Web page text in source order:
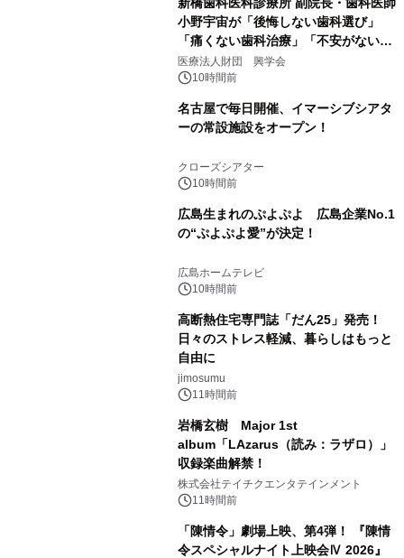
小野宇宙が「後悔しない歯科選び」
「痛くない歯科治療」「不安がない治
療計画」をテーマに専門監修
医療法人財団 興学会
10時間前
名古屋で毎日開催、イマーシブシアタ
ーの常設施設をオープン！
クローズシアター
10時間前
広島生まれのぷよぷよ 広島企業No.1
の“ぷよぷよ愛”が決定！
広島ホームテレビ
10時間前
高断熱住宅専門誌「だん25」発売！
日々のストレス軽減、暮らしはもっと
自由に
jimosumu
11時間前
岩橋玄樹 Major 1st
album「LAzarus（読み：ラザロ）」
収録楽曲解禁！
株式会社テイチクエンタテインメント
11時間前
「陳情令」劇場上映、第4弾！ 『陳情
令スペシャルナイト上映会Ⅳ 2026』